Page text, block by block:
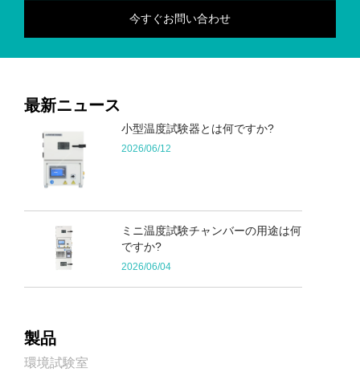
最新ニュース
小型温度試験器とは何ですか?
2026/06/12
ミニ温度試験チャンバーの用途は何
ですか?
2026/06/04
製品
環境試験室